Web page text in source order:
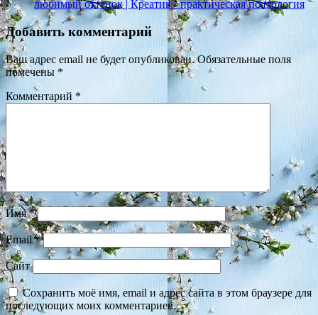
любимый оттенок | Креатив - практическая психология
Добавить комментарий
Ваш адрес email не будет опубликован. Обязательные поля
помечены *
Комментарий *
Имя*
Email*
Сайт
Сохранить моё имя, email и адрес сайта в этом браузере для
последующих моих комментариев.